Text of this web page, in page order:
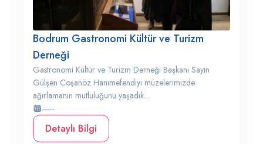
Bodrum Gastronomi Kültür ve Turizm
Derneği
Gastronomi Kültür ve Turizm Derneği Başkanı Sayın
Gülşen Coşanöz Hanımefendiyi müzelerimizde
ağırlamanın mutluluğunu yaşadık....
-----
Detaylı Bilgi